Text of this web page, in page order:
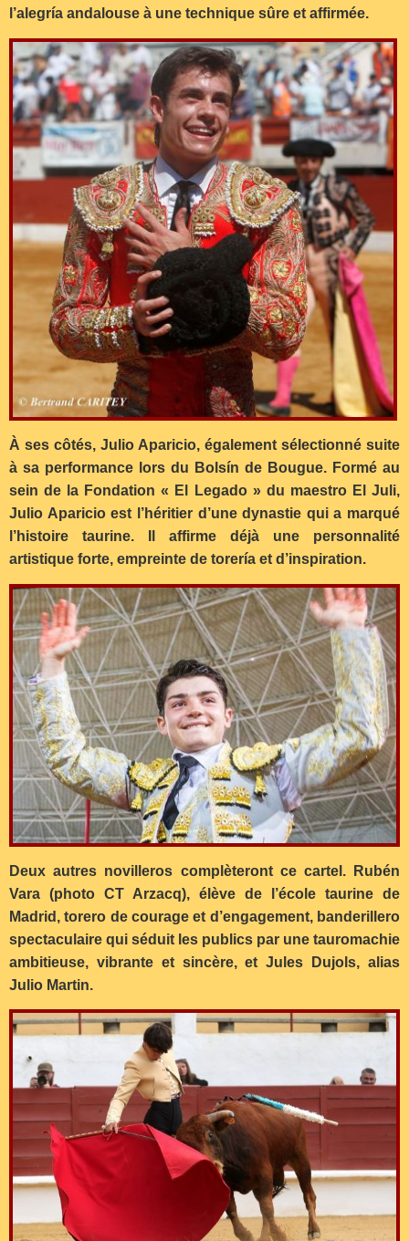
l’alegría andalouse à une technique sûre et affirmée.
À ses côtés, Julio Aparicio, également sélectionné suite
à sa performance lors du Bolsín de Bougue. Formé au
sein de la Fondation « El Legado » du maestro El Juli,
Julio Aparicio est l’héritier d’une dynastie qui a marqué
l’histoire taurine. Il affirme déjà une personnalité
artistique forte, empreinte de torería et d’inspiration.
Deux autres novilleros complèteront ce cartel. Rubén
Vara (photo CT Arzacq), élève de l’école taurine de
Madrid, torero de courage et d’engagement, banderillero
spectaculaire qui séduit les publics par une tauromachie
ambitieuse, vibrante et sincère, et Jules Dujols, alias
Julio Martin.